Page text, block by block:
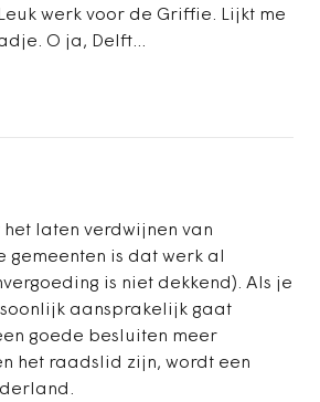
werk voor de Griffie. Lijkt me
O ja, Delft...
laten verdwijnen van
is dat werk al
is niet dekkend). Als je
aansprakelijk gaat
goede besluiten meer
het raadslid zijn, wordt een